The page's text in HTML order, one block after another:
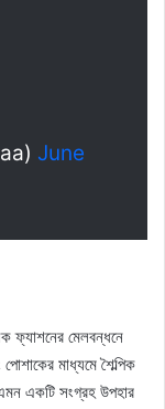
June
ফ্যাশনের মেলবন্ধনে
মাধ্যমে শৈল্পিক
একটি সংগ্রহ উপহার